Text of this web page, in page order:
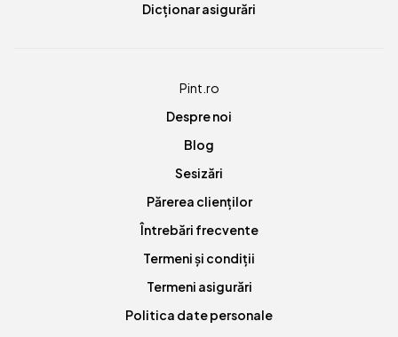
Dicționar asigurări
Pint.ro
Despre noi
Blog
Sesizări
Părerea clienților
Întrebări frecvente
Termeni și condiții
Termeni asigurări
Politica date personale